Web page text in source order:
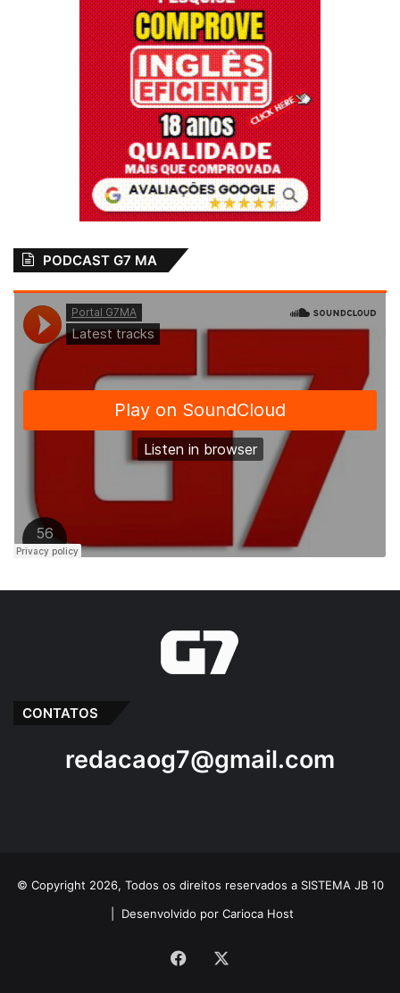
PODCAST G7 MA
CONTATOS
redacaog7@gmail.com
© Copyright 2026, Todos os direitos reservados a SISTEMA JB 10
Desenvolvido por Carioca Host
Facebook